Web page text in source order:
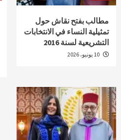
مطالب بفتح نقاش حول
تمثيلية النساء في الانتخابات
التشريعية لسنة 2016